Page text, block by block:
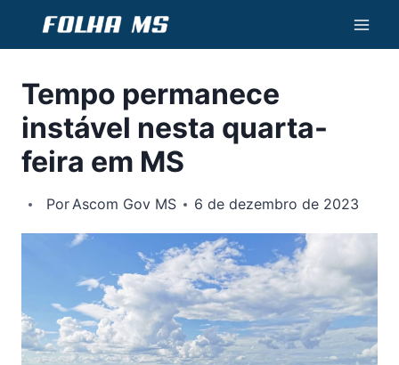
Conteúdo
Tempo permanece
instável nesta quarta-
feira em MS
PorAscom Gov MS 6 de dezembro de 2023